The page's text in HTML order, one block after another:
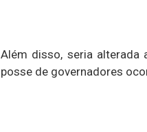
Além disso, seria alterada
posse de governadores